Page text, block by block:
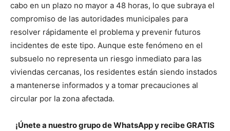
cabo en un plazo no mayor a 48 horas, lo que subraya el
compromiso de las autoridades municipales para
resolver rápidamente el problema y prevenir futuros
incidentes de este tipo. Aunque este fenómeno en el
subsuelo no representa un riesgo inmediato para las
viviendas cercanas, los residentes están siendo instados
a mantenerse informados y a tomar precauciones al
circular por la zona afectada.
¡Únete a nuestro grupo de WhatsApp y recibe GRATIS